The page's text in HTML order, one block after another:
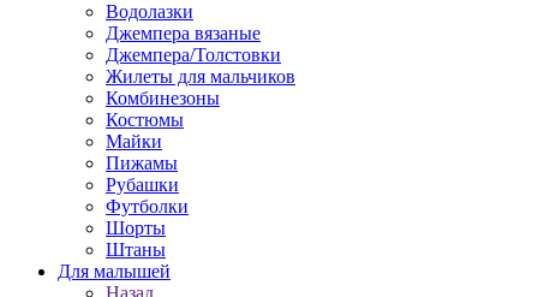
Водолазки
Джемпера вязаные
Джемпера/Толстовки
Жилеты для мальчиков
Комбинезоны
Костюмы
Майки
Пижамы
Рубашки
Футболки
Шорты
Штаны
Для малышей
Назад